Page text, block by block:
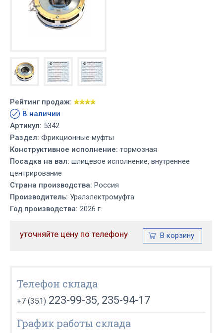
Рейтинг продаж:
В наличии
Артикул: 5342
Раздел: Фрикционные муфты
Конструктивное исполнение: тормозная
Посадка на вал: шлицевое исполнение, внутреннее
центрирование
Страна производства: Россия
Производитель: Уралэлектромуфта
Год производства: 2026 г.
уточняйте цену по телефону
Телефон склада
+7 (351) 223-99-35, 235-94-17
График работы склада